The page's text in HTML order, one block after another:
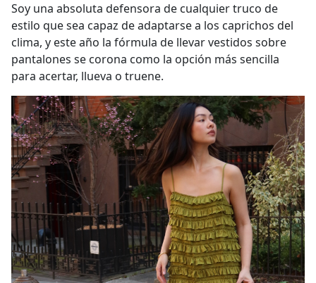
Soy una absoluta defensora de cualquier truco de
estilo que sea capaz de adaptarse a los caprichos del
clima, y este año la fórmula de llevar vestidos sobre
pantalones se corona como la opción más sencilla
para acertar, llueva o truene.